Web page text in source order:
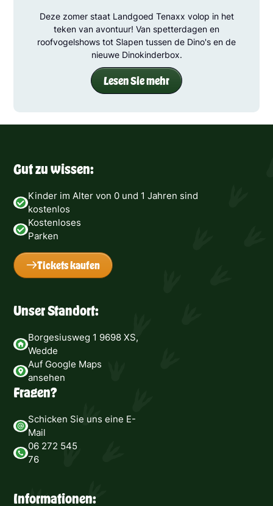
Deze zomer staat Landgoed Tenaxx volop in het
teken van avontuur! Van spetterdagen en
roofvogelshows tot Slapen tussen de Dino's en de
nieuwe Dinokinderbox.
Lesen Sie mehr
Gut zu wissen:
Kinder im Alter von 0 und 1 Jahren sind
kostenlos
Kostenloses
Parken
Tickets kaufen
Unser Standort:
Borgesiusweg 1 9698 XS,
Wedde
Auf Google Maps
ansehen
Fragen?
Schicken Sie uns eine E-
Mail
06 272 545
76
Informationen: